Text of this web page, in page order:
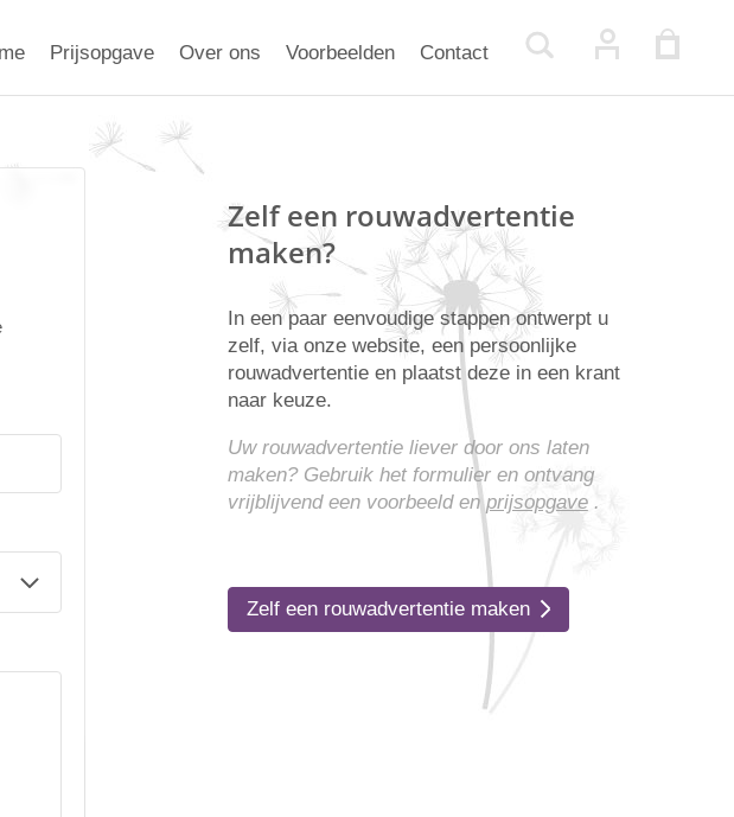
Prijsopgave Over ons Voorbeelden Contact
Zelf een rouwadvertentie
maken?
In een paar eenvoudige stappen ontwerpt u
zelf, via onze website, een persoonlijke
rouwadvertentie en plaatst deze in een krant
naar keuze.
Uw rouwadvertentie liever door ons laten
maken? Gebruik het formulier en ontvang
vrijblijvend een voorbeeld enprijsopgave.
Zelf een rouwadvertentie maken